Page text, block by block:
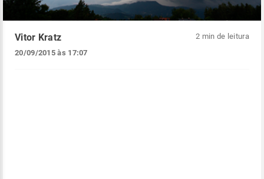
Vitor Kratz
20/09/2015 às 17:07
2 min de leitura